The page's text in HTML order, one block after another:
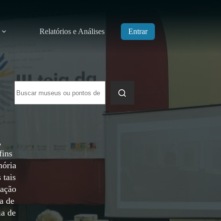
Relatórios e Análises Entrar
resultados
tais
de
de